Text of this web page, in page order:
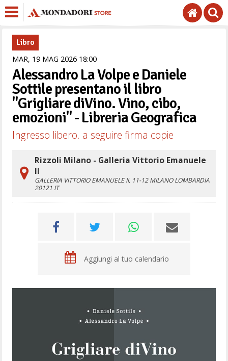
Libro
MAR, 19 MAG 2026 1800
Alessandro La Volpe e Daniele
Sottile presentano il libro
"Grigliare diVino. Vino, cibo,
emozioni" - Libreria Geografica
Ingresso libero. a seguire firma copie
Rizzoli Milano - Galleria Vittorio Emanuele
II
GALLERIA VITTORIO EMANUELE II, 11-12MILANO LOMBARDIA
20121 IT
Aggiungi al tuo calendario